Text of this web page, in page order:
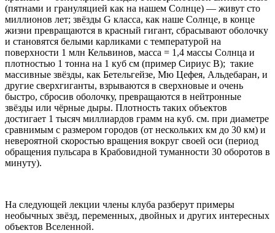
(пятнами и грануляцией как на нашем Солнце) — живут сто
миллионов лет; звёзды G класса, как наше Солнце, в конце
жизни превращаются в красный гигант, сбрасывают оболочку
и становятся белыми карликами с температурой на
поверхности 1 млн Кельвинов, масса = 1,4 массы Солнца и
плотностью 1 тонна на 1 куб см (пример Сириус В); такие
массивные звёзды, как Бетельгейзе, Мю Цефея, Альдебаран, и
другие сверхгиганты, взрываются в сверхновые и очень
быстро, сбросив оболочку, превращаются в нейтронные
звёзды или чёрные дыры. Плотность таких объектов
достигает 1 тысяч миллиардов грамм на куб. см. при диаметре
сравнимым с размером городов (от нескольких км до 30 км) и
невероятной скоростью вращения вокруг своей оси (период
обращения пульсара в Крабовидной туманности 30 оборотов в
минуту).
На следующей лекции члены клуба разберут примеры
необычных звёзд, переменных, двойных и других интересных
объектов Вселенной.